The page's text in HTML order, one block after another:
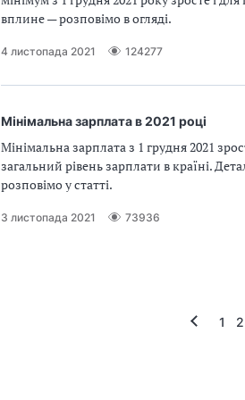
вплине — розповімо в огляді.
4 листопада 2021 124277
Мінімальна зарплата в 2021 році
Мінімальна зарплата з 1 грудня 2021
загальний рівень зарплати в країні.
розповімо у статті.
3 листопада 2021 73936
1 2